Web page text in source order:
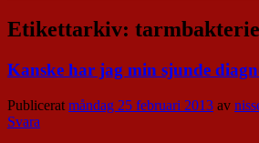
Etikettarkiv:
Kanske har jag min sjunde
Publicerat måndag 25 februari 2013 av
Svara